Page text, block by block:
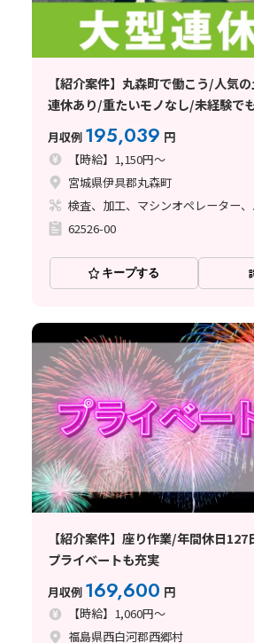
【紹介案件】丸森町で働こう/人気
連休あり/重たいモノなし/未経験で
月収例 195,039 円
【時給】1,150円～
宮城県伊具郡丸森町
検査、加工、マシンオペレーター、
62526-00
キープする
【紹介案件】座り作業/年間休日
プライベートも充実
月収例 169,600 円
【時給】1,060円～
福島県西白河郡西郷村